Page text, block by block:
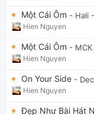
Một Cái Ôm - Hali
Hien Nguyen
Một Cái Ôm - MCK
Hien Nguyen
On Your Side -
Hien Nguyen
Đẹp Như Bài Hát